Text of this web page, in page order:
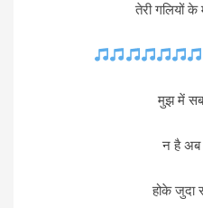
तेरी गलियों के
मुझ में
न है अब
होके जुदा